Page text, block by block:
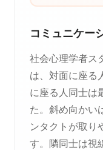
コミュニケー
社会心理学者ス
は、対面に座る
に座る人同士は
た。斜め向かい
ンタクトが取り
す。隣同士は視